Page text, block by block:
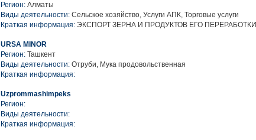
Регион: Алматы
Виды деятельности: Сельское хозяйство, Услуги АПК, Торговые услуги
Краткая информация: ЭКСПОРТ ЗЕРНА И ПРОДУКТОВ ЕГО ПЕРЕРАБОТКИ
URSA MINOR
Регион: Ташкент
Виды деятельности: Отруби, Мука продовольственная
Краткая информация:
Uzprommashimpeks
Регион:
Виды деятельности:
Краткая информация: